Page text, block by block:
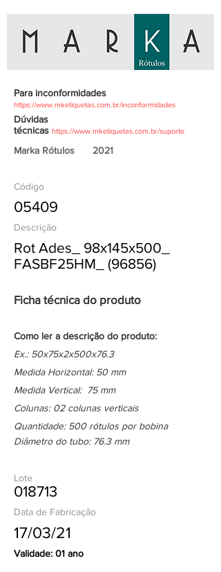
Para inconformidades
https://www.mketiquetas.com.br/inconformidades
Dúvidas
técnicas https://www.mketiquetas.com.br/suporte
Marka Rótulos 2021
Código
05409
Descrição
Rot Ades_ 98x145x500_
FASBF25HM_ (96856)
Ficha técnica do produto
Como ler a descrição do produto:
Ex.: 50x75x2x500x76.3
Medida Horizontal: 50 mm
Medida Vertical: 75 mm
Colunas: 02 colunas verticais
Quantidade: 500 rótulos por bobina
Diâmetro do tubo: 76.3 mm
Lote
018713
Data de Fabricação
17/03/21
Validade: 01 ano